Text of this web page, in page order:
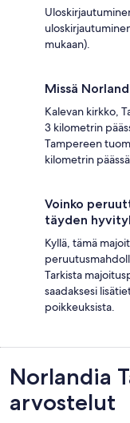
mukaan).
Missä
Kalevan kirkko,
3 kilometrin
Tampereen
kilometrin
Voinko
täyden
Kyllä, tämä
Tarkista
saadaksesi
poikkeuksista.
Arvostelut
Norlandia
arvostelut